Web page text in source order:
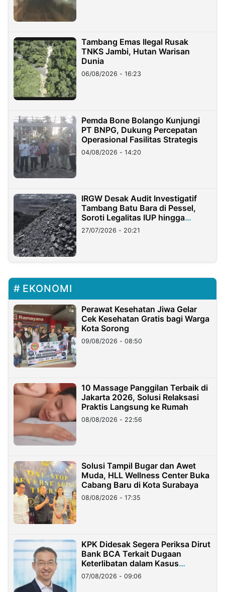
Tambang Emas Ilegal Rusak
TNKS Jambi, Hutan Warisan
Dunia
06/08/2026 - 16:23
Pemda Bone Bolango Kunjungi
PT BNPG, Dukung Percepatan
Operasional Fasilitas Strategis
04/08/2026 - 14:20
IRGW Desak Audit Investigatif
Tambang Batu Bara di Pessel,
Soroti Legalitas IUP hingga
Stockpile
27/07/2026 - 20:21
EKONOMI
Perawat Kesehatan Jiwa Gelar
Cek Kesehatan Gratis bagi Warga
Kota Sorong
09/08/2026 - 08:50
10 Massage Panggilan Terbaik di
Jakarta 2026, Solusi Relaksasi
Praktis Langsung ke Rumah
08/08/2026 - 22:56
Solusi Tampil Bugar dan Awet
Muda, HLL Wellness Center Buka
Cabang Baru di Kota Surabaya
08/08/2026 - 17:35
KPK Didesak Segera Periksa Dirut
Bank BCA Terkait Dugaan
Keterlibatan dalam Kasus
Hilangnya Dana Nasabah Rp2,58
Miliar
07/08/2026 - 09:06